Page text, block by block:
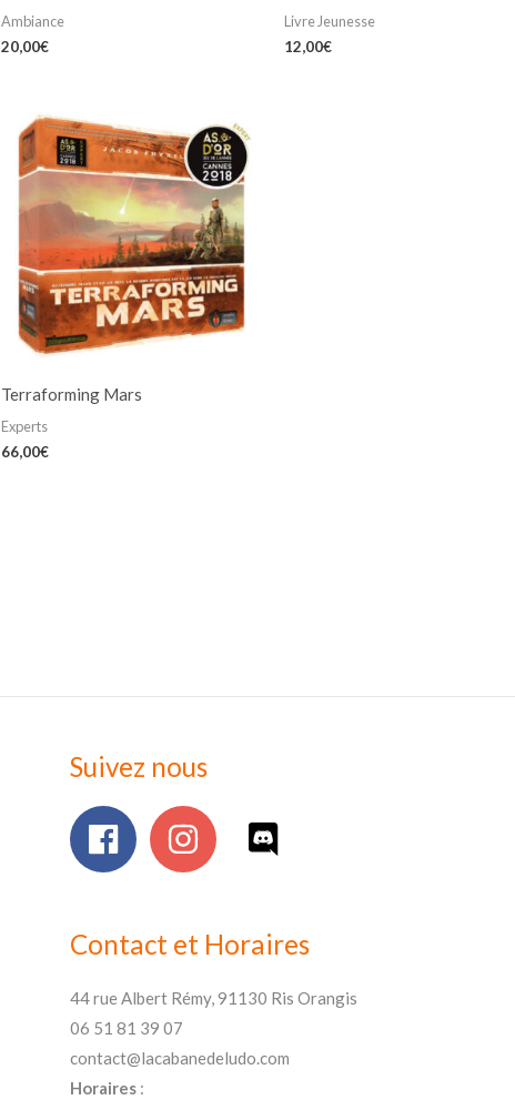
Ambiance
20,00€
Livre Jeunesse
12,00€
Terraforming Mars
Experts
66,00€
Suivez nous
Contact et Horaires
44 rue Albert Rémy, 91130 Ris Orangis
06 51 81 39 07
contact@lacabanedeludo.com
Horaires: